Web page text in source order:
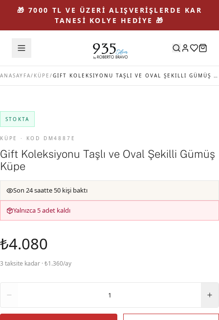
🎁 7000 TL VE ÜZERİ ALIŞVERİŞLERDE KAR
TANESİ KOLYE HEDİYE 🎁
ANASAYFA/ KÜPE / GIFT KOLEKSIYONU TAŞLI VE OVAL ŞEKILLI GÜMÜŞ KÜPE
STOKTA
KÜPE · KOD DM4887E
Gift Koleksiyonu Taşlı ve Oval Şekilli Gümüş
Küpe
Son 24 saatte 50 kişi baktı
Yalnızca 5 adet kaldı
₺4.080
3 taksite kadar · ₺1.360/ay
1